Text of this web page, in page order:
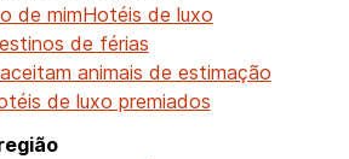
de mimHotéis de luxo
de férias
animais de estimação
de luxo premiados